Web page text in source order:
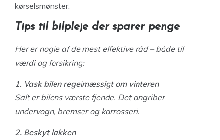
kørselsmønster.
Tips til bilpleje der sparer penge
Her er nogle af de mest effektive råd – både til
værdi og forsikring:
1. Vask bilen regelmæssigt om vinteren
Salt er bilens værste fjende. Det angriber
undervogn, bremser og karrosseri.
2. Beskyt lakken